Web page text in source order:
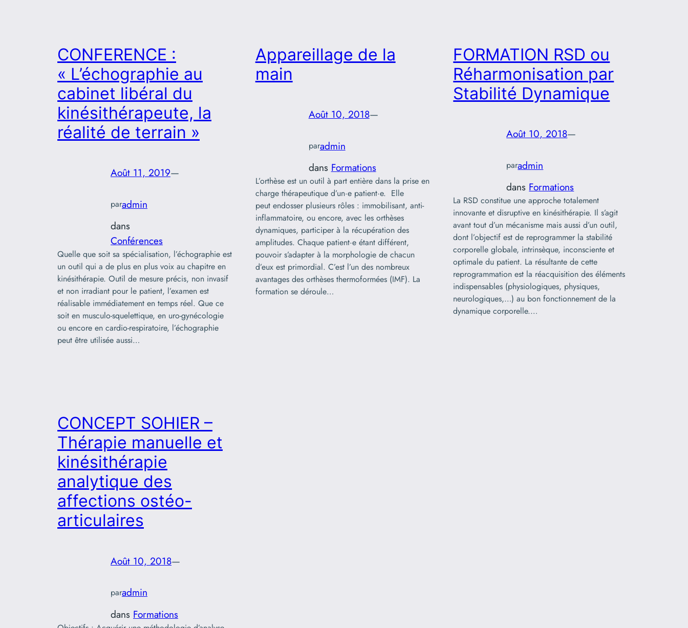
CONFERENCE :
« L’échographie au
cabinet libéral du
kinésithérapeute, la
réalité de terrain »
Août 11, 2019—
paradmin
dans
Conférences
Quelle que soit sa spécialisation, l’échographie est
un outil qui a de plus en plus voix au chapitre en
kinésithérapie. Outil de mesure précis, non invasif
et non irradiant pour le patient, l’examen est
réalisable immédiatement en temps réel. Que ce
soit en musculo-squelettique, en uro-gynécologie
ou encore en cardio-respiratoire, l’échographie
peut être utilisée aussi…
Appareillage de la
main
Août 10, 2018—
paradmin
dans Formations
L’orthèse est un outil à part entière dans la prise en
charge thérapeutique d’un·e patient·e. Elle
peut endosser plusieurs rôles : immobilisant, anti-
inflammatoire, ou encore, avec les orthèses
dynamiques, participer à la récupération des
amplitudes. Chaque patient·e étant différent,
pouvoir s’adapter à la morphologie de chacun
d’eux est primordial. C’est l’un des nombreux
avantages des orthèses thermoformées (IMF). La
formation se déroule…
FORMATION RSD ou
Réharmonisation par
Stabilité Dynamique
Août 10, 2018—
paradmin
dans Formations
La RSD constitue une approche totalement
innovante et disruptive en kinésithérapie. Il s’agit
avant tout d’un mécanisme mais aussi d’un outil,
dont l’objectif est de reprogrammer la stabilité
corporelle globale, intrinsèque, inconsciente et
optimale du patient. La résultante de cette
reprogrammation est la réacquisition des éléments
indispensables (physiologiques, physiques,
neurologiques,…) au bon fonctionnement de la
dynamique corporelle.…
CONCEPT SOHIER –
Thérapie manuelle et
kinésithérapie
analytique des
affections ostéo-
articulaires
Août 10, 2018—
paradmin
dans Formations